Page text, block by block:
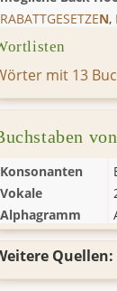
RABATTGESETZEN,
mit 13
von
Konsonanten
Vokale
Alphagramm
Quellen: